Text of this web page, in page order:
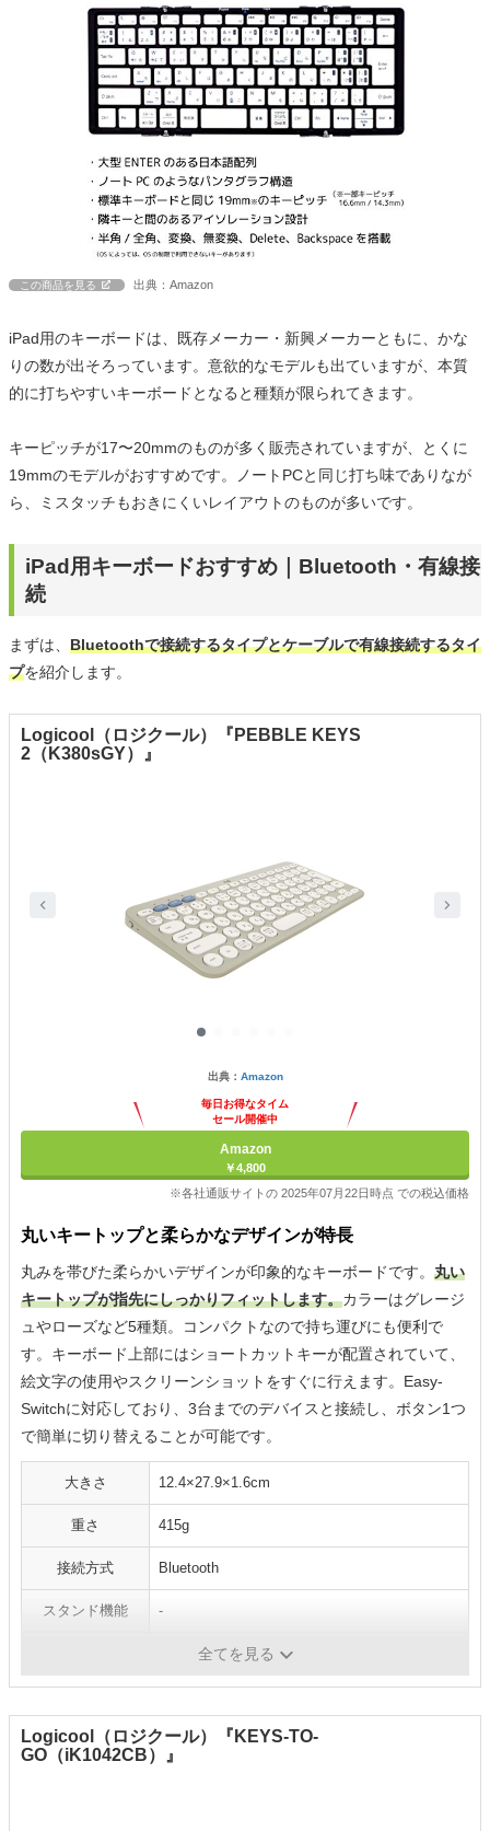
この商品を見る 出典：Amazon
iPad用のキーボードは、既存メーカー・新興メーカーともに、かな
りの数が出そろっています。意欲的なモデルも出ていますが、本質
的に打ちやすいキーボードとなると種類が限られてきます。
キーピッチが17〜20mmのものが多く販売されていますが、とくに
19mmのモデルがおすすめです。ノートPCと同じ打ち味でありなが
ら、ミスタッチもおきにくいレイアウトのものが多いです。
iPad用キーボードおすすめ｜Bluetooth・有線接
続
まずは、 Bluetoothで接続するタイプとケーブルで有線接続するタイ
プを紹介します。
Logicool（ロジクール）『PEBBLE KEYS
2（K380sGY）』
出典： Amazon
毎日お得なタイム
セール開催中
Amazon
￥4,800
※各社通販サイトの 2025年07月22日時点 での税込価格
丸いキートップと柔らかなデザインが特長
丸みを帯びた柔らかいデザインが印象的なキーボードです。 丸い
キートップが指先にしっかりフィットします。カラーはグレージ
ュやローズなど5種類。コンパクトなので持ち運びにも便利で
す。キーボード上部にはショートカットキーが配置されていて、
絵文字の使用やスクリーンショットをすぐに行えます。Easy-
Switchに対応しており、3台までのデバイスと接続し、ボタン1つ
で簡単に切り替えることが可能です。
大きさ 12.4×27.9×1.6cm
重さ 415g
接続方式 Bluetooth
スタンド機能 -
全てを見る
Logicool（ロジクール）『KEYS-TO-
GO（iK1042CB）』